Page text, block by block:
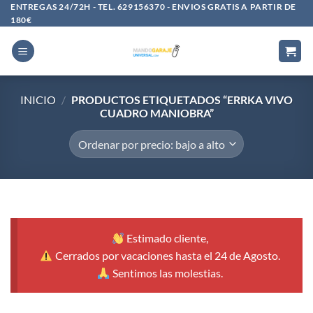
Saltar
al
contenido
ENTREGAS 24/72H - TEL. 629156370 - ENVIOS GRATIS A PARTIR DE
180€
INICIO / PRODUCTOS ETIQUETADOS “ERRKA VIVO
CUADRO MANIOBRA”
Estimado cliente,
Cerrados por vacaciones hasta el 24 de Agosto.
Sentimos las molestias.